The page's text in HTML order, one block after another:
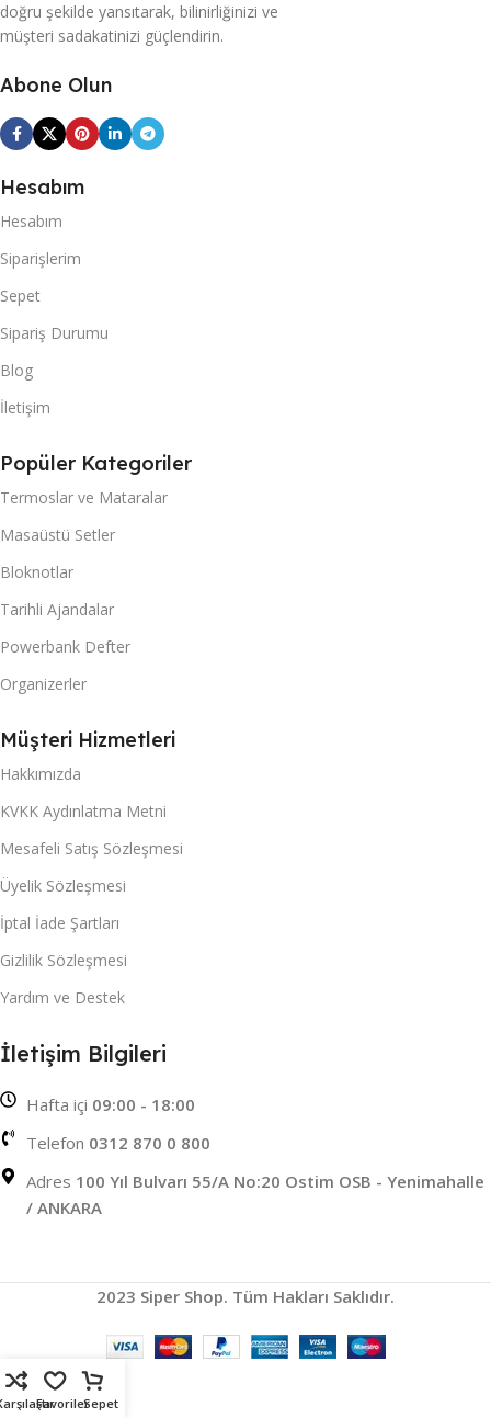
doğru şekilde yansıtarak, bilinirliğinizi ve
müşteri sadakatinizi güçlendirin.
Abone Olun
Hesabım
Hesabım
Siparişlerim
Sepet
Sipariş Durumu
Blog
İletişim
Popüler Kategoriler
Termoslar ve Mataralar
Masaüstü Setler
Bloknotlar
Tarihli Ajandalar
Powerbank Defter
Organizerler
Müşteri Hizmetleri
Hakkımızda
KVKK Aydınlatma Metni
Mesafeli Satış Sözleşmesi
Üyelik Sözleşmesi
İptal İade Şartları
Gizlilik Sözleşmesi
Yardım ve Destek
İletişim Bilgileri
Hafta içi 09:00 - 18:00
Telefon 0312 870 0 800
Adres 100 Yıl Bulvarı 55/A No:20 Ostim OSB - Yenimahalle
/ ANKARA
2023 Siper Shop. Tüm Hakları Saklıdır.
FavorilerSepet